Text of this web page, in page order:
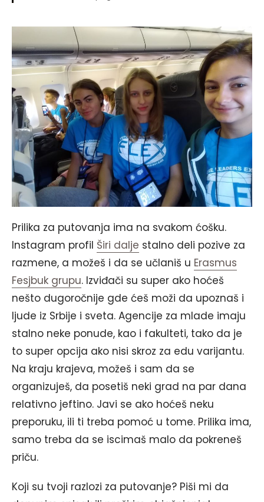
Prilika za putovanja ima na svakom ćošku.
Instagram profil Širi dalje stalno deli pozive za
razmene, a možeš i da se učlaniš u Erasmus
Fesjbuk grupu. Izviđači su super ako hoćeš
nešto dugoročnije gde ćeš moži da upoznaš i
ljude iz Srbije i sveta. Agencije za mlade imaju
stalno neke ponude, kao i fakulteti, tako da je
to super opcija ako nisi skroz za edu varijantu.
Na kraju krajeva, možeš i sam da se
organizuješ, da posetiš neki grad na par dana
relativno jeftino. Javi se ako hoćeš neku
preporuku, ili ti treba pomoć u tome. Prilika ima,
samo treba da se iscimaš malo da pokreneš
priču.
Koji su tvoji razlozi za putovanje? Piši mi da